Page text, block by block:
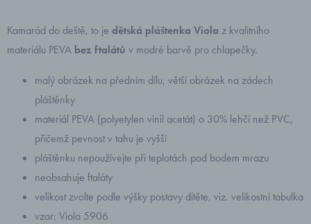
Kamarád do deště, to je dětská pláštenka Viola z kvalitního
materiálu PEVA bez ftalátů v modré barvě pro chlapečky.
malý obrázek na předním dílu, větší obrázek na zádech
pláštěnky
materiál PEVA (polyetylen vinil acetát) o 30% lehčí než PVC,
přičemž pevnost v tahu je vyšší
pláštěnku nepoužívejte při teplotách pod bodem mrazu
neobsahuje ftaláty
velikost zvolte podle výšky postavy dítěte, viz. velikostní tabulka
vzor: Viola 5906